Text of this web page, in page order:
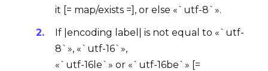
it [= map/exists =], or else «`utf-8`».
If |encoding label| is not equal to «`utf-
8`», «`utf-16`»,
«`utf-16le`» or «`utf-16be`» [=